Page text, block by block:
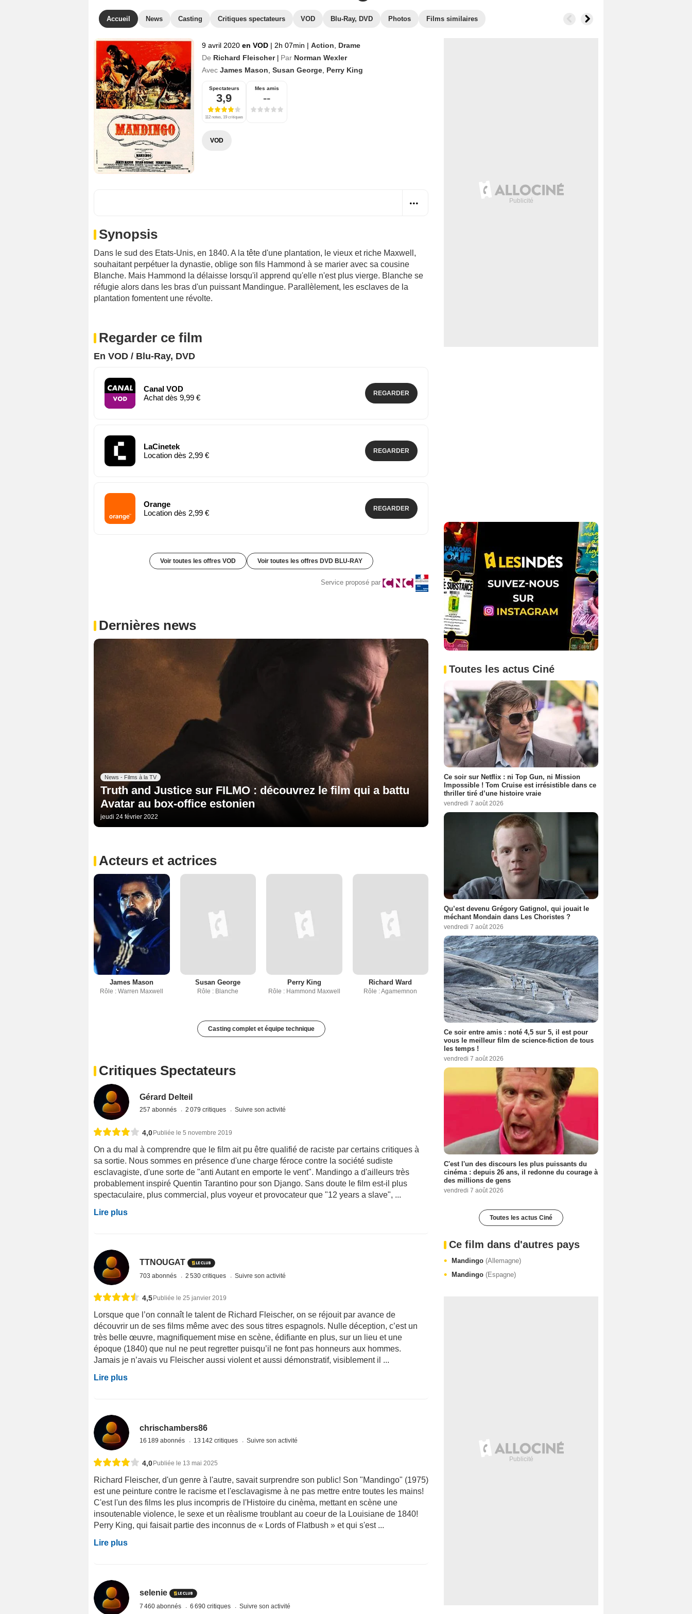
Accueil News Casting Critiques spectateurs VOD Blu-Ray, DVD Photos Films similaires
9 avril 2020 en VOD | 2h 07min | Action
Drame
De Richard Fleischer Par Norman Wexler
Avec James Mason Susan George Perry King
Spectateurs
3,9
112 notes, 19 critiques
Mes amis
--
VOD
Synopsis
Dans le sud des Etats-Unis, en 1840. A la tête d'une plantation, le vieux et riche Maxwell,
souhaitant perpétuer la dynastie, oblige son fils Hammond à se marier avec sa cousine
Blanche. Mais Hammond la délaisse lorsqu'il apprend qu'elle n'est plus vierge. Blanche se
réfugie alors dans les bras d'un puissant Mandingue. Parallèlement, les esclaves de la
plantation fomentent une révolte.
Regarder ce film
En VOD / Blu-Ray, DVD
Canal VOD
Achat dès 9,99 €
REGARDER
LaCinetek
Location dès 2,99 €
REGARDER
Orange
Location dès 2,99 €
REGARDER
Voir toutes les offres VOD Voir toutes les offres DVD BLU-RAY
Service proposé par
Dernières news
News - Films à la TV
Truth and Justice sur FILMO : découvrez le film qui a battu
Avatar au box-office estonien
jeudi 24 février 2022
Acteurs et actrices
James Mason
Rôle : Warren Maxwell
Susan George
Rôle : Blanche
Perry King
Rôle : Hammond Maxwell
Richard Ward
Rôle : Agamemnon
Casting complet et équipe technique
Critiques Spectateurs
Gérard Delteil
257 abonnés 2 079 critiques Suivre son activité
4,0Publiée le 5 novembre 2019
On a du mal à comprendre que le film ait pu être qualifié de raciste par certains critiques à
sa sortie. Nous sommes en présence d'une charge féroce contre la société sudiste
esclavagiste, d'une sorte de "anti Autant en emporte le vent". Mandingo a d'ailleurs très
probablement inspiré Quentin Tarantino pour son Django. Sans doute le film est-il plus
spectaculaire, plus commercial, plus voyeur et provocateur que "12 years a slave", ...
Lire plus
TTNOUGAT
703 abonnés 2 530 critiques Suivre son activité
4,5Publiée le 25 janvier 2019
Lorsque que l’on connaît le talent de Richard Fleischer, on se réjouit par avance de
découvrir un de ses films même avec des sous titres espagnols. Nulle déception, c’est un
très belle œuvre, magnifiquement mise en scène, édifiante en plus, sur un lieu et une
époque (1840) que nul ne peut regretter puisqu’il ne font pas honneurs aux hommes.
Jamais je n’avais vu Fleischer aussi violent et aussi démonstratif, visiblement il ...
Lire plus
chrischambers86
16 189 abonnés 13 142 critiques Suivre son activité
4,0Publiée le 13 mai 2025
Richard Fleischer, d'un genre à l'autre, savait surprendre son public! Son "Mandingo" (1975)
est une peinture contre le racisme et l'esclavagisme à ne pas mettre entre toutes les mains!
C'est l'un des films les plus incompris de l'Histoire du cinèma, mettant en scène une
insoutenable violence, le sexe et un rèalisme troublant au coeur de la Louisiane de 1840!
Perry King, qui faisait partie des inconnus de « Lords of Flatbush » et qui s'est ...
Lire plus
selenie
7 460 abonnés 6 690 critiques Suivre son activité
Toutes les actus Ciné
Ce soir sur Netflix : ni Top Gun, ni Mission
Impossible ! Tom Cruise est irrésistible dans ce
thriller tiré d’une histoire vraie
vendredi 7 août 2026
Qu’est devenu Grégory Gatignol, qui jouait le
méchant Mondain dans Les Choristes ?
vendredi 7 août 2026
Ce soir entre amis : noté 4,5 sur 5, il est pour
vous le meilleur film de science-fiction de tous
les temps !
vendredi 7 août 2026
C'est l'un des discours les plus puissants du
cinéma : depuis 26 ans, il redonne du courage à
des millions de gens
vendredi 7 août 2026
Toutes les actus Ciné
Ce film dans d'autres pays
Mandingo (Allemagne)
Mandingo (Espagne)